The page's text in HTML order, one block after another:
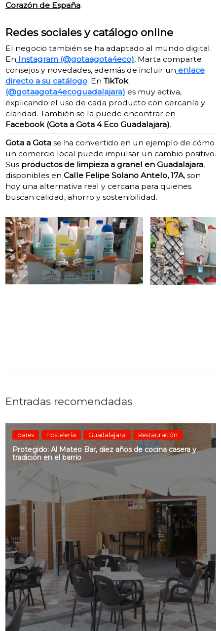
Corazón de España.
Redes sociales y catálogo online
El negocio también se ha adaptado al mundo digital.
En Instagram (@gotaagota4eco), Marta comparte
consejos y novedades, además de incluir un enlace
directo a su catálogo. En TikTok
(@gotaagota4ecoguadalajara) es muy activa,
explicando el uso de cada producto con cercanía y
claridad. También se la puede encontrar en
Facebook (Gota a Gota 4 Eco Guadalajara).
Gota a Gotase ha convertido en un ejemplo de cómo
un comercio local puede impulsar un cambio positivo.
Sus productos de limpieza a granel en Guadalajara,
disponibles en Calle Felipe Solano Antelo, 17A, son
hoy una alternativa real y cercana para quienes
buscan calidad, ahorro y sostenibilidad.
Entradas recomendadas
bares Hostelería Guadalajara Restauración
Protegido: Al Mateo Bar, diez años de cocina casera y
tradición en el barrio